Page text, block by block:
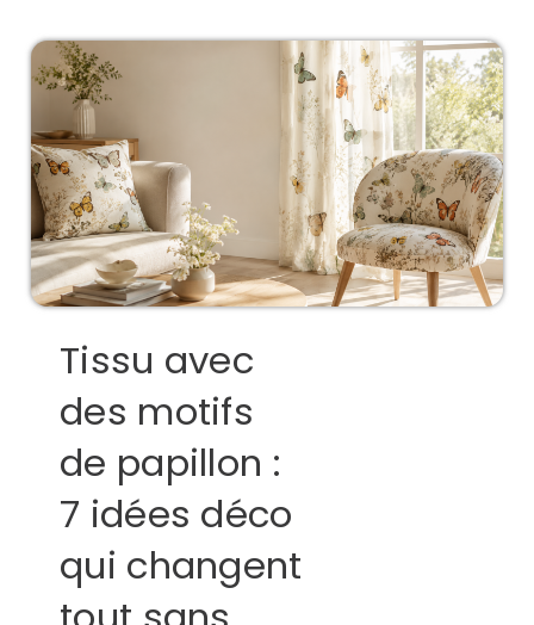
Tissu avec
des motifs
de papillon :
7 idées déco
qui changent